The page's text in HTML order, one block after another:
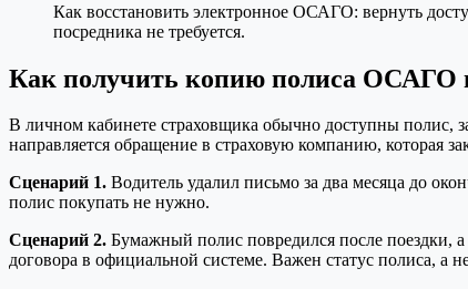
Как восстановить электронное ОСАГО: вернуть
посредника не требуется.
Как получить копию полиса ОСАГО
В личном кабинете страховщика обычно доступны полис,
направляется обращение в страховую компанию, которая
Сценарий 1. Водитель удалил письмо за два месяца до
полис покупать не нужно.
Сценарий 2. Бумажный полис повредился после поездки, а
договора в официальной системе. Важен статус полиса, а